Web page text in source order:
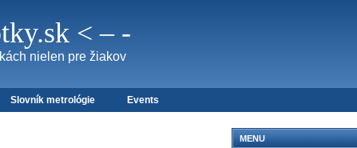
< – -
nielen pre žiakov
Slovník metrológie Events
MENU